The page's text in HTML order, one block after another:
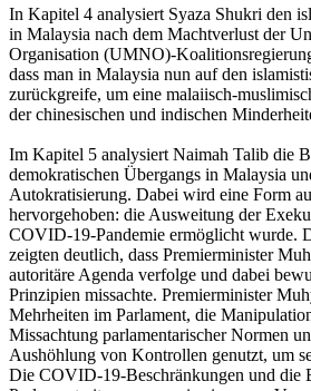
In Kapitel 4 analysiert Syaza Shukri den
in Malaysia nach dem Machtverlust der
Organisation (UMNO)-
dass man in Malaysia nun auf den
zurückgreife, um eine malaiisch-
der chinesischen und indischen
Im Kapitel 5 analysiert Naimah Talib die
demokratischen Übergangs in Malaysia
Autokratisierung. Dabei wird eine Form
hervorgehoben: die Ausweitung der
COVID-19-Pandemie ermöglicht wurde.
zeigten deutlich, dass Premierminister
autoritäre Agenda verfolge und dabei
Prinzipien missachte. Premierminister
Mehrheiten im Parlament, die
Missachtung parlamentarischer Normen
Aushöhlung von Kontrollen genutzt, um
Die COVID-19-Beschränkungen und die